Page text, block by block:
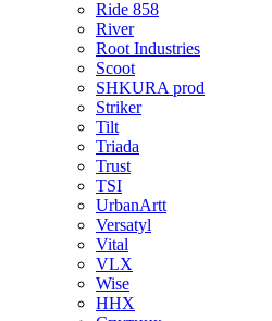
Ride 858
River
Root Industries
Scoot
SHKURA рrоd
Striker
Tilt
Triada
Trust
TSI
UrbanArtt
Versatyl
Vital
VLX
Wise
ННХ